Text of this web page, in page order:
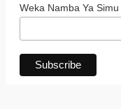
Weka Namba Ya Simu